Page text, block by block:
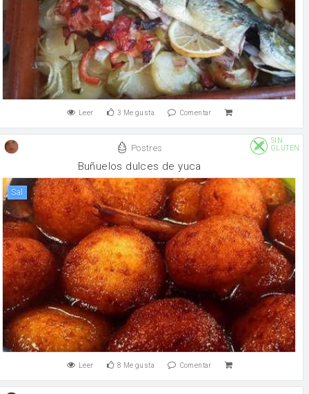
Leer 3 Me gusta Comentar
Postres
SIN
GLUTEN
Buñuelos dulces de yuca
sal
Leer 8 Me gusta Comentar